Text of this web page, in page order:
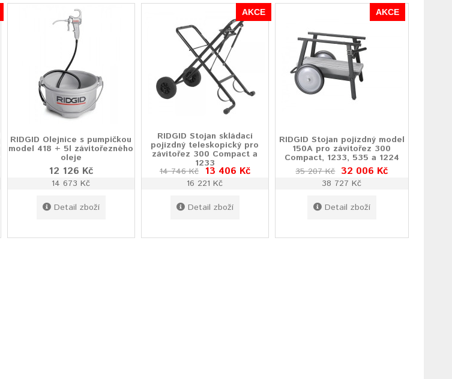
RIDGID Olejnice s pumpičkou
model 418 + 5l závitořezného
oleje
12 126 Kč
14 673 Kč
Detail zboží
AKCE
RIDGID Stojan skládací
pojízdný teleskopický pro
závitořez 300 Compact a
1233
14 746 Kč 13 406 Kč
16 221 Kč
Detail zboží
AKCE
RIDGID Stojan pojízdný model
150A pro závitořez 300
Compact, 1233, 535 a 1224
35 207 Kč 32 006 Kč
38 727 Kč
Detail zboží